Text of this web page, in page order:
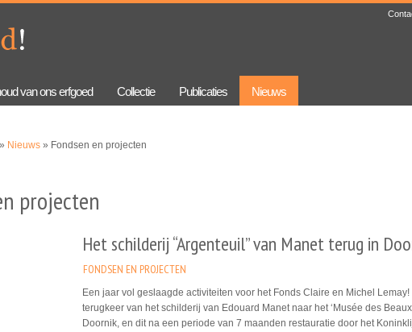
van ons erfgoed Collectie Publicaties Nieuws
» Nieuws » Fondsen en projecten
projecten
Het schilderij “Argenteuil” van Manet terug in
FONDSEN EN PROJECTEN
Een jaar vol geslaagde activiteiten voor het Fonds Claire en Michel Lemay!
terugkeer van het schilderij van Edouard Manet naar het ‘Musée des
Doornik, en dit na een periode van 7 maanden restauratie door het